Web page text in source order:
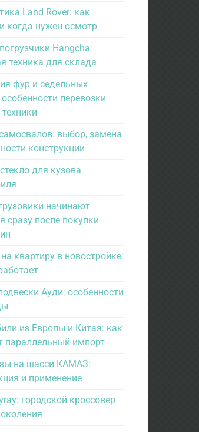
Land Rover: как
когда нужен осмотр
Hangcha:
техника для склада
фур и седельных
перевозки
выбор, замена
конструкции
для кузова
начинают
сразу после покупки
квартиру в новостройке:
Ауди: особенности
из Европы и Китая: как
параллельный импорт
на шасси КАМАЗ:
и применение
городской кроссовер